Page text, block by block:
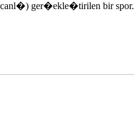
ger�ekle�tirilen bir spor.